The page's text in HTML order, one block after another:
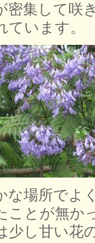
密集して咲
ています。
な場所でよ
ことが無か
少し甘い花